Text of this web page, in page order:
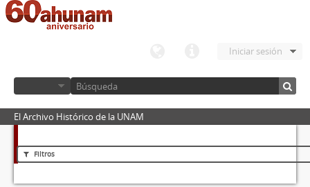
Iniciar sesión
El Archivo Histórico de la UNAM
Filtros